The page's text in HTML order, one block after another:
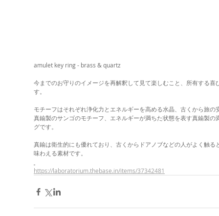
amulet key ring - brass & quartz
今までのお守りのイメージを再解釈して見て楽しむこと、所有する
す。
モチーフはそれぞれ浄化力とエネルギーを高める水晶、古くから旅
真鍮製のサンゴのモチーフ、エネルギーが満ちた状態を表す真鍮製
グです。
真鍮は衛生的にも優れており、古くからドアノブなどの人がよく触
味わえる素材です。
https://laboratorium.thebase.in/items/37342481